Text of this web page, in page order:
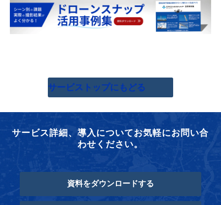
サービストップにもどる
サービス詳細、導入についてお気軽にお問い合
わせください。
資料をダウンロードする